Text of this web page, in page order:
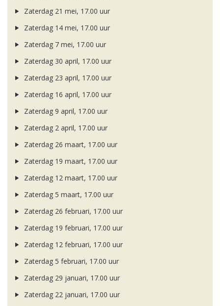
Zaterdag 21 mei, 17.00 uur
Zaterdag 14 mei, 17.00 uur
Zaterdag 7 mei, 17.00 uur
Zaterdag 30 april, 17.00 uur
Zaterdag 23 april, 17.00 uur
Zaterdag 16 april, 17.00 uur
Zaterdag 9 april, 17.00 uur
Zaterdag 2 april, 17.00 uur
Zaterdag 26 maart, 17.00 uur
Zaterdag 19 maart, 17.00 uur
Zaterdag 12 maart, 17.00 uur
Zaterdag 5 maart, 17.00 uur
Zaterdag 26 februari, 17.00 uur
Zaterdag 19 februari, 17.00 uur
Zaterdag 12 februari, 17.00 uur
Zaterdag 5 februari, 17.00 uur
Zaterdag 29 januari, 17.00 uur
Zaterdag 22 januari, 17.00 uur